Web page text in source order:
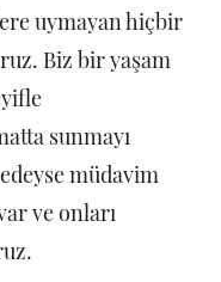
uymayan hiçbir
Biz bir yaşam
sunmayı
müdavim
ve onları